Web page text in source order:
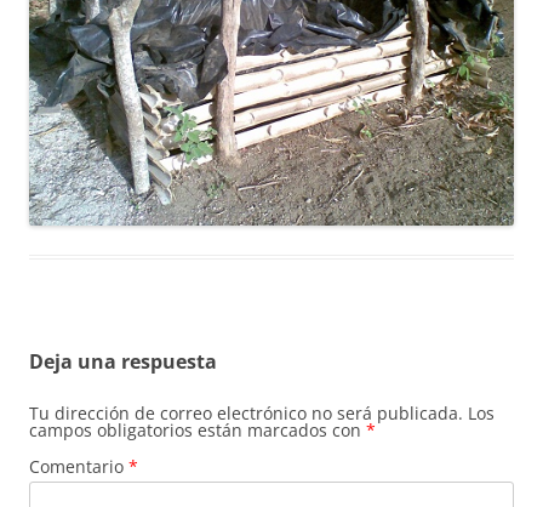
Deja una respuesta
Tu dirección de correo electrónico no será publicada. Los
campos obligatorios están marcados con *
Comentario *